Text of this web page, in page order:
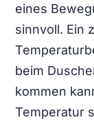
eines
sinnvoll. Ein
beim
kommen
Temperatur